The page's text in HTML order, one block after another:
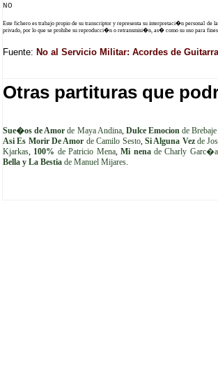
Este fichero es trabajo propio de su transcriptor y representa su interpretaci�n personal
privado, por lo que se prohibe su reproducci�n o retransmisi�n, as� como su uso para
Fuente: No al Servicio Militar: Acordes de
Otras partituras que
Sue�os de Amor de Maya Andina, Dulce Emocion de
Asi Es Morir De Amor de Camilo Sesto, Si Alguna Vezde
Kjarkas, 100% de Patricio Mena,Mi nenade Charly Garc�a
Bella y La Bestia de Manuel Mijares.